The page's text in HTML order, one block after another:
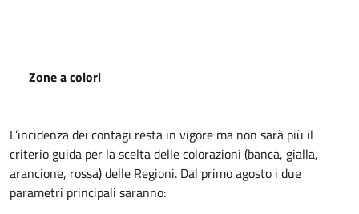
Zone a colori
L’incidenza dei contagi resta in vigore ma non sarà più il
criterio guida per la scelta delle colorazioni (banca, gialla,
arancione, rossa) delle Regioni. Dal primo agosto i due
parametri principali saranno: